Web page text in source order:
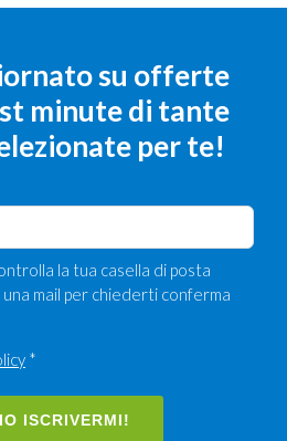
su offerte
minute di tante
per te!
la tua casella di posta
mail per chiederti conferma
*
ISCRIVERMI!